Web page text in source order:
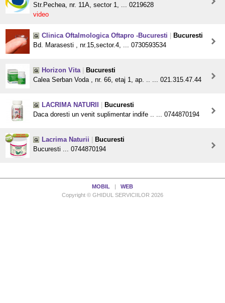
Str.Pechea, nr. 11A, sector 1, ... 0219628
video
Clinica Oftalmologica Oftapro -Bucuresti
Bucuresti
Bd. Marasesti , nr.15,sector.4, ... 0730593534
Horizon Vita
Bucuresti
Calea Serban Voda , nr. 66, etaj 1, ap. .. ... 021.315.47.44
LACRIMA NATURII
Bucuresti
Daca doresti un venit suplimentar indife .. ... 0744870194
Lacrima Naturii
Bucuresti
Bucuresti ... 0744870194
MOBIL
WEB
Copyright © GHIDUL SERVICIILOR 2026